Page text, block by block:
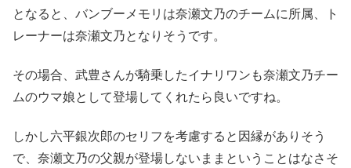
となると、バンブーメモリは奈瀬文乃のチームに所属、ト
レーナーは奈瀬文乃となりそうです。
その場合、武豊さんが騎乗したイナリワンも奈瀬文乃チー
ムのウマ娘として登場してくれたら良いですね。
しかし六平銀次郎のセリフを考慮すると因縁がありそう
で、奈瀬文乃の父親が登場しないままということはなさそ